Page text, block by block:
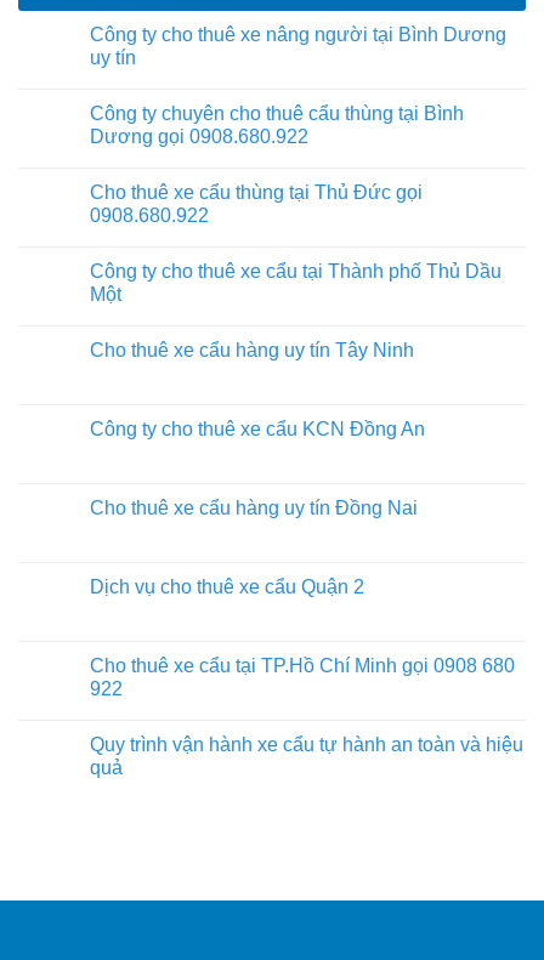
Công ty cho thuê xe nâng người tại Bình Dương
uy tín
Công ty chuyên cho thuê cẩu thùng tại Bình
Dương gọi 0908.680.922
Cho thuê xe cẩu thùng tại Thủ Đức gọi
0908.680.922
Công ty cho thuê xe cẩu tại Thành phố Thủ Dầu
Một
Cho thuê xe cẩu hàng uy tín Tây Ninh
Công ty cho thuê xe cẩu KCN Đồng An
Cho thuê xe cẩu hàng uy tín Đồng Nai
Dịch vụ cho thuê xe cẩu Quận 2
Cho thuê xe cẩu tại TP.Hồ Chí Minh gọi 0908 680
922
Quy trình vận hành xe cẩu tự hành an toàn và hiệu
quả